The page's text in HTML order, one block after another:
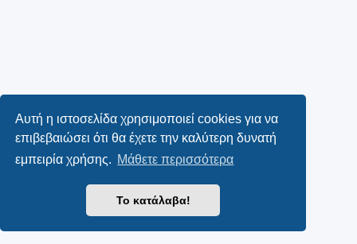
Αυτή η ιστοσελίδα χρησιμοποιεί cookies για να
επιβεβαιώσει ότι θα έχετε την καλύτερη δυνατή
εμπειρία χρήσης. Μάθετε περισσότερα
Το κατάλαβα!